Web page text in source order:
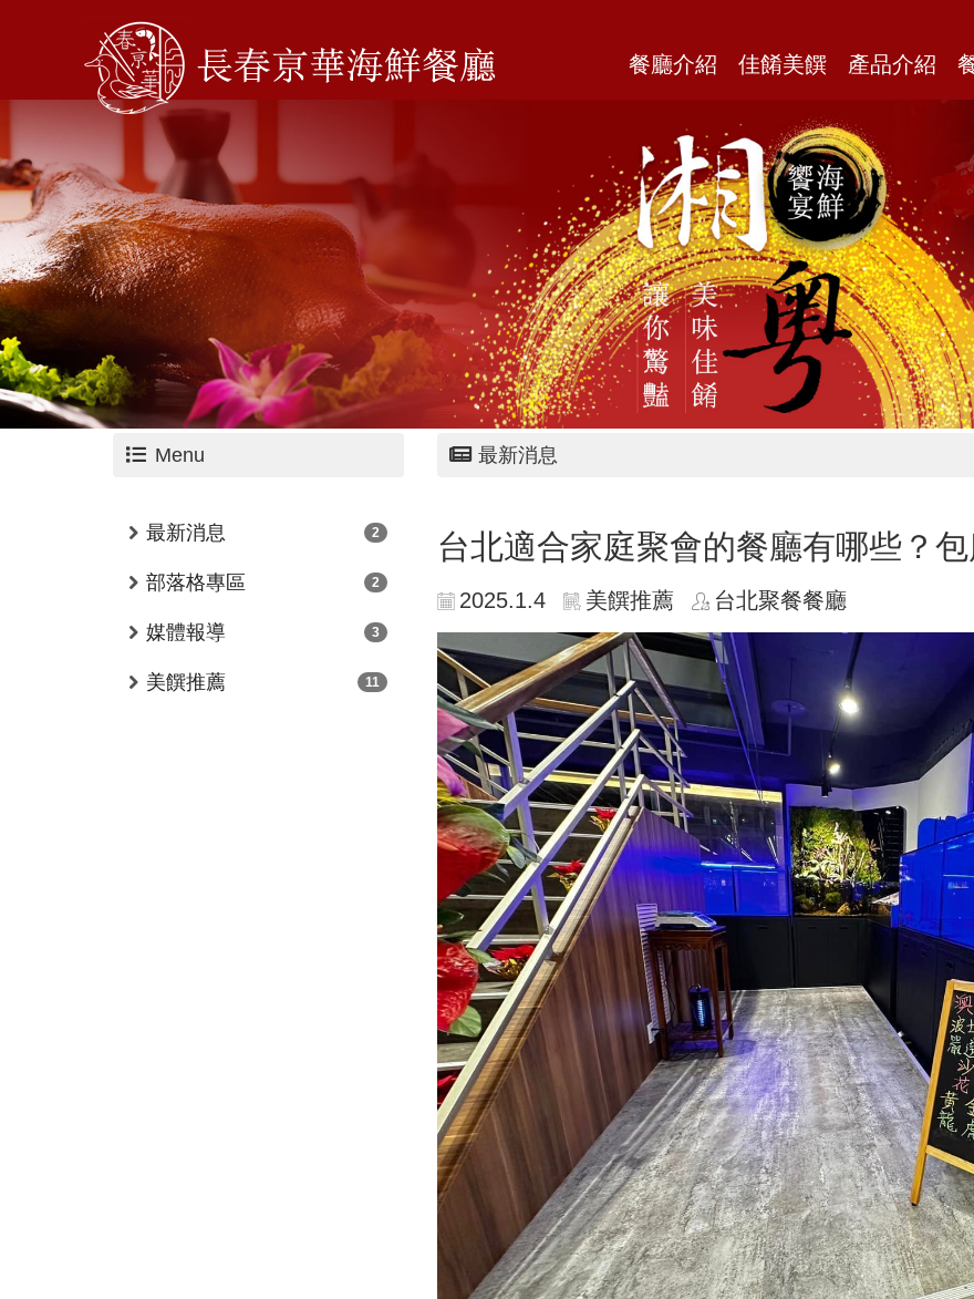
餐廳介紹 佳餚美饌 產品介紹
Menu
最新消息 2
部落格專區 2
媒體報導 3
美饌推薦 11
最新消息
台北適合家庭聚會的餐廳有哪些？
2025.1.4 美饌推薦 台北聚餐餐廳